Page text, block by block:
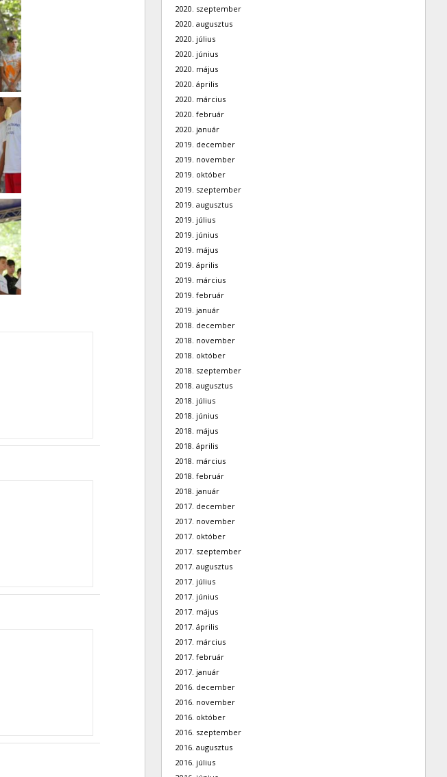
2020. szeptember
2020. augusztus
2020. július
2020. június
2020. május
2020. április
2020. március
2020. február
2020. január
2019. december
2019. november
2019. október
2019. szeptember
2019. augusztus
2019. július
2019. június
2019. május
2019. április
2019. március
2019. február
2019. január
2018. december
2018. november
2018. október
2018. szeptember
2018. augusztus
2018. július
2018. június
2018. május
2018. április
2018. március
2018. február
2018. január
2017. december
2017. november
2017. október
2017. szeptember
2017. augusztus
2017. július
2017. június
2017. május
2017. április
2017. március
2017. február
2017. január
2016. december
2016. november
2016. október
2016. szeptember
2016. augusztus
2016. július